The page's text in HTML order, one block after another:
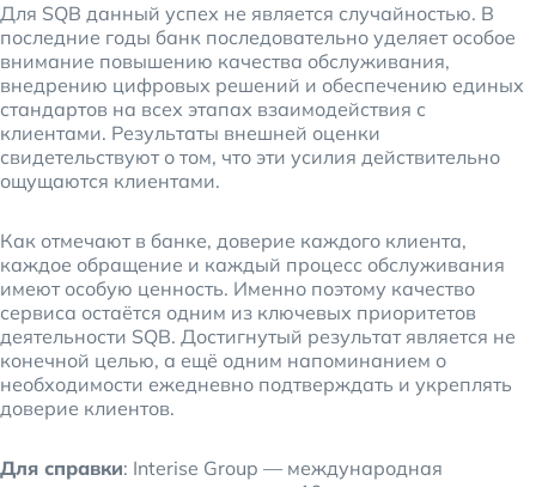
Для SQB данный успех не является случайностью. В
последние годы банк последовательно уделяет особое
внимание повышению качества обслуживания,
внедрению цифровых решений и обеспечению единых
стандартов на всех этапах взаимодействия с
клиентами. Результаты внешней оценки
свидетельствуют о том, что эти усилия действительно
ощущаются клиентами.
Как отмечают в банке, доверие каждого клиента,
каждое обращение и каждый процесс обслуживания
имеют особую ценность. Именно поэтому качество
сервиса остаётся одним из ключевых приоритетов
деятельности SQB. Достигнутый результат является не
конечной целью, а ещё одним напоминанием о
необходимости ежедневно подтверждать и укреплять
доверие клиентов.
Для справки: Interise Group — международная